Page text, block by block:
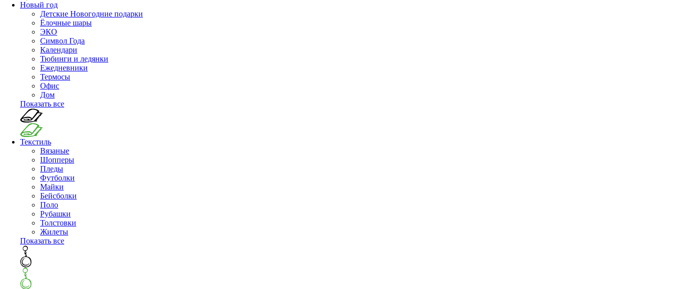
Новый год
Детские Новогодние подарки
Ёлочные шары
ЭКО
Символ Года
Календари
Тюбинги и ледянки
Ежедневники
Термосы
Офис
Дом
Показать все
Текстиль
Вязаные
Шопперы
Пледы
Футболки
Майки
Бейсболки
Поло
Рубашки
Толстовки
Жилеты
Показать все